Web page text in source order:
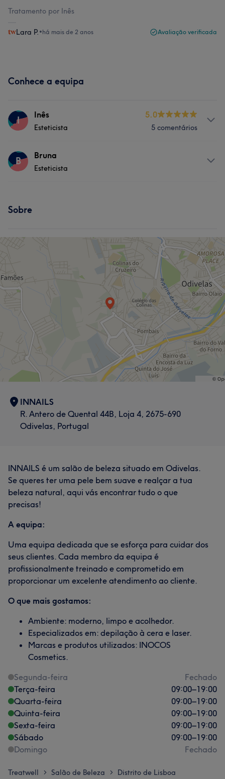
Tratamento por Inês
Lara P. •há mais de 2 anos Avaliação verificada
Conhece a equipa
I Inês
Esteticista
5.0
5 comentários
Serviços
B Bruna
Esteticista
Sobre
INNAILS
R. Antero de Quental 44B, Loja 4, 2675-690
Odivelas, Portugal
INNAILS é um salão de beleza situado em Odivelas.
Se queres ter uma pele bem suave e realçar a tua
beleza natural, aqui vás encontrar tudo o que
precisas!
A equipa:
Uma equipa dedicada que se esforça para cuidar dos
seus clientes. Cada membro da equipa é
profissionalmente treinado e comprometido em
proporcionar um excelente atendimento ao cliente.
O que mais gostamos:
Ambiente: moderno, limpo e acolhedor.
Especializados em: depilação à cera e laser.
Marcas e produtos utilizados: INOCOS
Cosmetics.
Segunda-feira
Fechado
Terça-feira
09:00–19:00
Quarta-feira
09:00–19:00
Quinta-feira
09:00–19:00
Sexta-feira
09:00–19:00
Sábado
09:00–19:00
Domingo
Fechado
Treatwell > Salão de Beleza > Distrito de Lisboa